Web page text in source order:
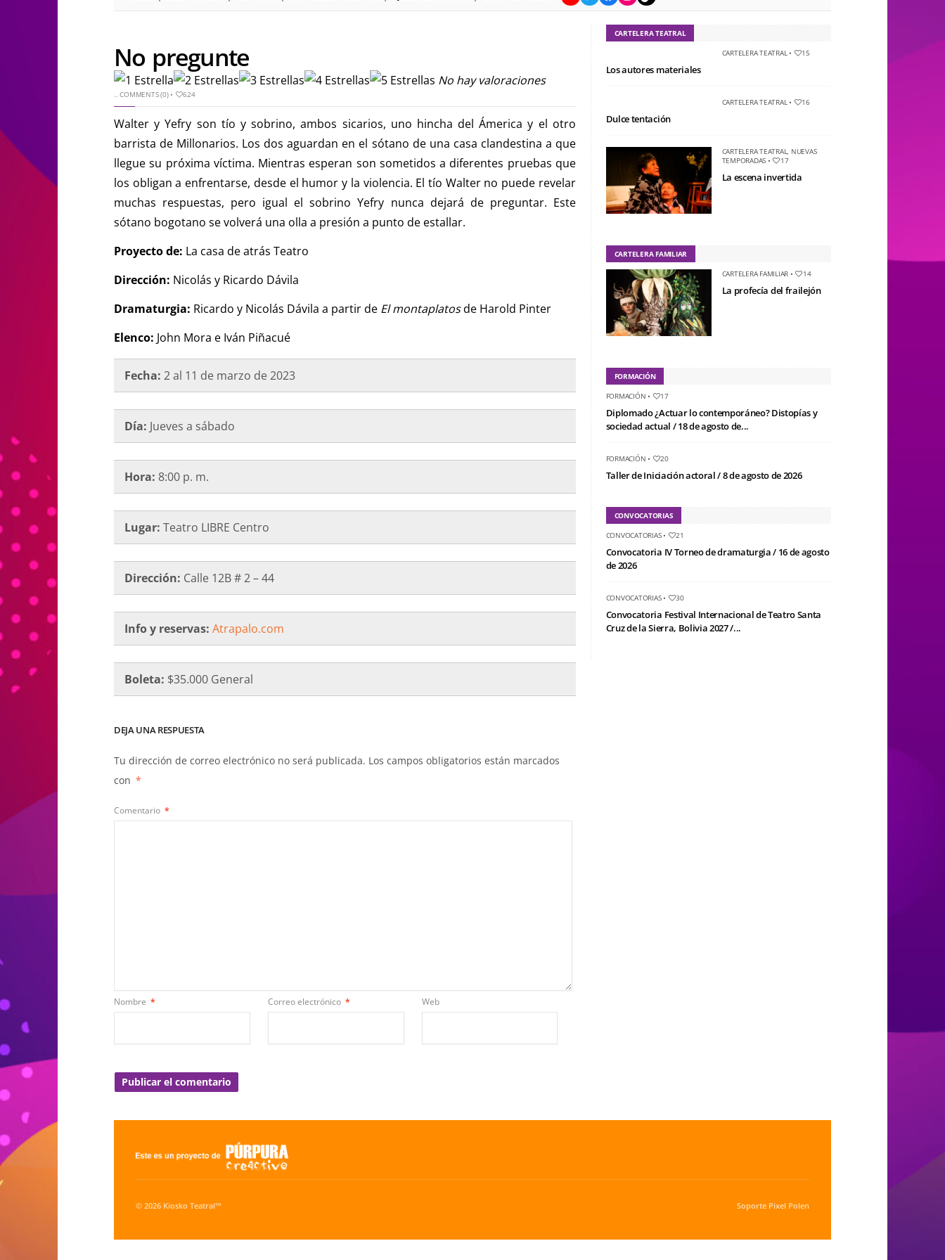
No pregunte
No hay valoraciones
..COMMENTS (0)• 624
Walter y Yefry son tío y sobrino, ambos sicarios, uno hincha del Ámerica y el otro
barrista de Millonarios. Los dos aguardan en el sótano de una casa clandestina a que
llegue su próxima víctima. Mientras esperan son sometidos a diferentes pruebas que
los obligan a enfrentarse, desde el humor y la violencia. El tío Walter no puede revelar
muchas respuestas, pero igual el sobrino Yefry nunca dejará de preguntar. Este
sótano bogotano se volverá una olla a presión a punto de estallar.
Proyecto de: La casa de atrás Teatro
Dirección: Nicolás y Ricardo Dávila
Dramaturgia: Ricardo y Nicolás Dávila a partir de El montaplatosde Harold Pinter
Elenco: John Mora e Iván Piñacué
Fecha: 2 al 11 de marzo de 2023
Día: Jueves a sábado
Hora: 8:00 p. m.
Lugar: Teatro LIBRE Centro
Dirección: Calle 12B # 2 – 44
Info y reservas: Atrapalo.com
Boleta: $35.000 General
DEJA UNA RESPUESTA
Tu dirección de correo electrónico no será publicada. Los campos obligatorios están marcados
con *
Comentario *
Nombre * Correo electrónico * Web
CARTELERA TEATRAL
CARTELERA TEATRAL• 15
Los autores materiales
CARTELERA TEATRAL• 16
Dulce tentación
CARTELERA TEATRAL, NUEVAS
TEMPORADAS • 17
La escena invertida
CARTELERA FAMILIAR
CARTELERA FAMILIAR • 14
La profecía del frailejón
FORMACIÓN
FORMACIÓN • 17
Diplomado ¿Actuar lo contemporáneo? Distopías y
sociedad actual / 18 de agosto de...
FORMACIÓN • 20
Taller de Iniciación actoral / 8 de agosto de 2026
CONVOCATORIAS
CONVOCATORIAS• 21
Convocatoria IV Torneo de dramaturgia / 16 de agosto
de 2026
CONVOCATORIAS• 30
Convocatoria Festival Internacional de Teatro Santa
Cruz de la Sierra, Bolivia 2027 /...
© 2026 Kiosko Teatral™ Soporte Pixel Polen